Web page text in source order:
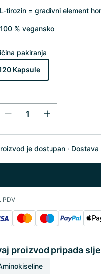
L-tirozin = gradivni element
100 % vegansko
pakiranja
Kapsule
je dostupan Dostava
PDV
proizvod pripada